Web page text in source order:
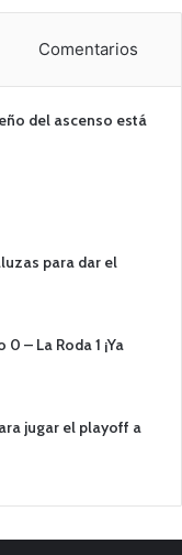
Comentarios
del ascenso está
para dar el
– La Roda 1 ¡Ya
jugar el playoff a